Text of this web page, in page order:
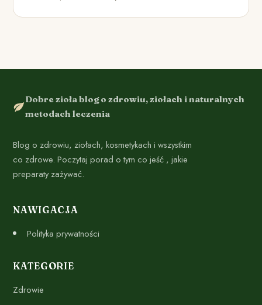
Dobre zioła blog o zdrowiu, ziołach i naturalnych
metodach leczenia
Blog o zdrowiu, ziołach, kosmetykach i wszystkim
co zdrowe. Poczytaj porad o tym co jeść , jakie
preparaty zażywać.
NAWIGACJA
Polityka prywatności
KATEGORIE
Zdrowie